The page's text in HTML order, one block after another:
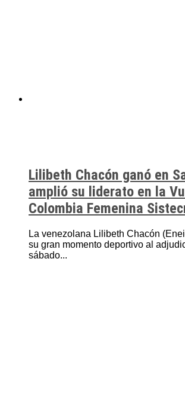
Lilibeth Chacón ganó en
amplió su liderato en la
Colombia Femenina
La venezolana Lilibeth Chacón
su gran momento deportivo al
sábado...